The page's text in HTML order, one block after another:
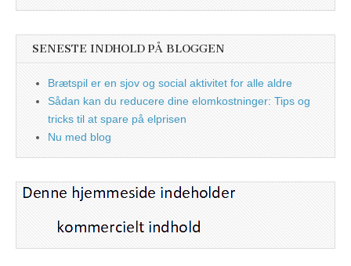
SENESTE INDHOLD PÅ BLOGGEN
Brætspil er en sjov og social aktivitet for alle aldre
Sådan kan du reducere dine elomkostninger: Tips og
tricks til at spare på elprisen
Nu med blog